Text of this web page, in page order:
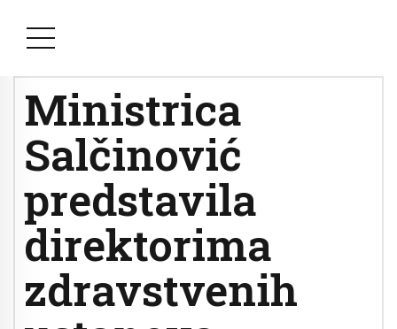
Ministrica
Salčinović
predstavila
direktorima
zdravstvenih